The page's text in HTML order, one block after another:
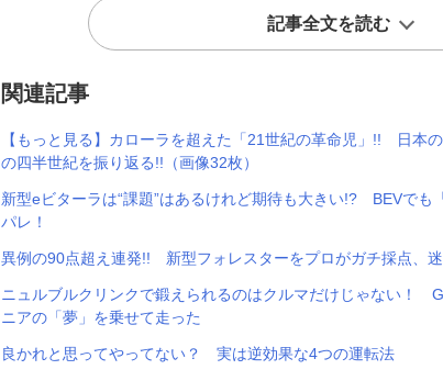
記事全文を読む
関連記事
【もっと見る】カローラを超えた「21世紀の革命児」!! 日本
の四半世紀を振り返る!!（画像32枚）
新型eビターラは“課題”はあるけれど期待も大きい!? BEVでも
パレ！
異例の90点超え連発!! 新型フォレスターをプロがガチ採点、迷
ニュルブルクリンクで鍛えられるのはクルマだけじゃない！
ニアの「夢」を乗せて走った
良かれと思ってやってない？ 実は逆効果な4つの運転法